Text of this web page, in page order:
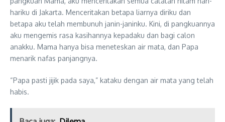
hariku di Jakarta. Menceritakan betapa liarnya diriku dan
betapa aku telah membunuh janin-janinku. Kini, di pangkuannya
aku mengemis rasa kasihannya kepadaku dan bagi calon
anakku. Mama hanya bisa meneteskan air mata, dan Papa
menarik nafas panjangnya.
“Papa pasti jijik pada saya,” kataku dengan air mata yang telah
habis.